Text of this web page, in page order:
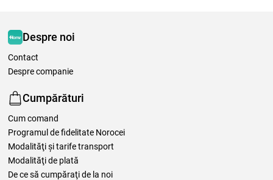
Despre noi
Contact
Despre companie
Cumpărături
Cum comand
Programul de fidelitate Norocei
Modalităţi şi tarife transport
Modalităţi de plată
De ce să cumpăraţi de la noi